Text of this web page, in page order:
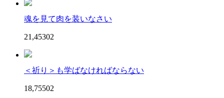
魂を見て肉を装いなさい
21,45302
＜祈り＞も学ばなければならない
18,75502